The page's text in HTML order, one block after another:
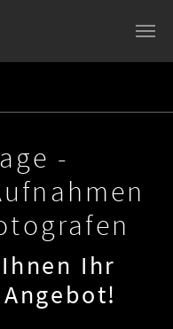
-
Ihr